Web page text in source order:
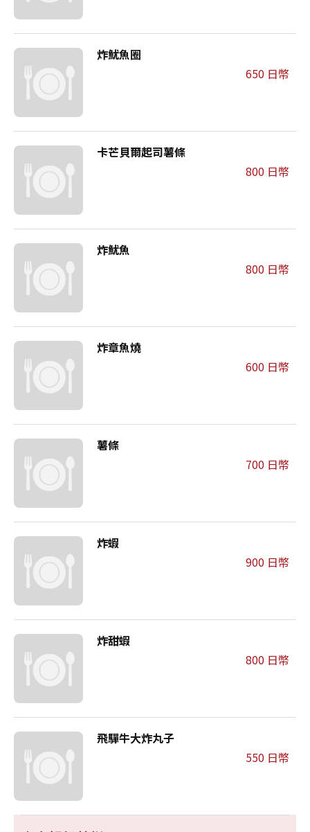
炸魷魚圈
650 日幣
卡芒貝爾起司薯條
800 日幣
炸魷魚
800 日幣
炸章魚燒
600 日幣
薯條
700 日幣
炸蝦
900 日幣
炸甜蝦
800 日幣
飛驒牛大炸丸子
550 日幣